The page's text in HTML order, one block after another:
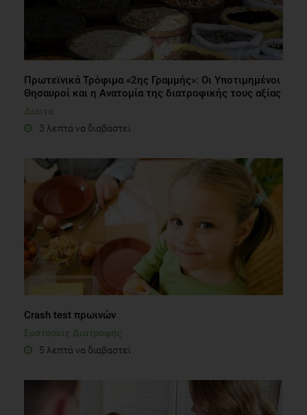
Πρωτεϊνικά Τρόφιμα «2ης Γραμμής»: Οι Υποτιμημένοι
Θησαυροί και η Ανατομία της διατροφικής τους αξίας
Δίαιτα
3 λεπτά να διαβαστεί
Crash test πρωινών
Συστάσεις Διατροφής
5 λεπτά να διαβαστεί